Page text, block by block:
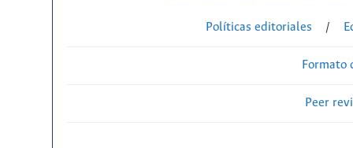
Políticas editoriales /
Formato
Peer